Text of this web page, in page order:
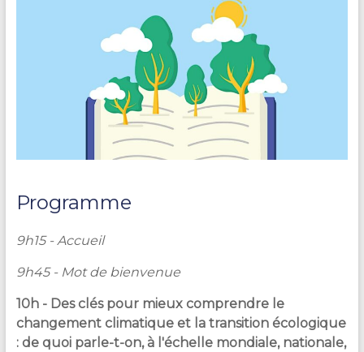
Programme
9h15 - Accueil
9h45 - Mot de bienvenue
10h - Des clés pour mieux comprendre le
changement climatique et la transition écologique
: de quoi parle-t-on, à l'échelle mondiale, nationale,